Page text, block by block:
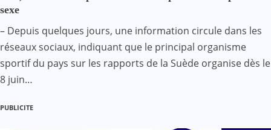
sexe
– Depuis quelques jours, une information circule dans les
réseaux sociaux, indiquant que le principal organisme
sportif du pays sur les rapports de la Suède organise dès le
8 juin…
PUBLICITE